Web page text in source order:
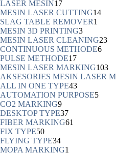
LASER MESIN17
MESIN LASER CUTTING14
SLAG TABLE REMOVER1
MESIN 3D PRINTING3
MESIN LASER CLEANING23
CONTINUOUS METHODE6
PULSE METHODE17
MESIN LASER MARKING103
AKSESORIES MESIN LASER
ALL IN ONE TYPE43
AUTOMATION PURPOSE5
CO2 MARKING9
DESKTOP TYPE37
FIBER MARKING61
FIX TYPE50
FLYING TYPE34
MOPA MARKING1